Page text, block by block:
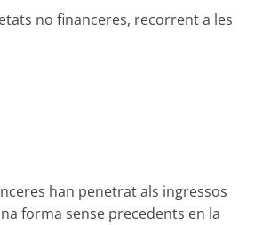
no financeres, recorrent a les
han penetrat als ingressos
forma sense precedents en la